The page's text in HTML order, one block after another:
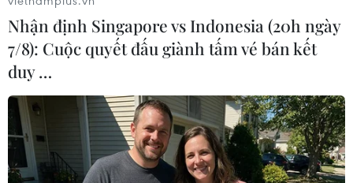
04/08/2026 04:29
Ôtô Trung Quốc có tạo nên “làn sóng
tràn” tại châu Âu?
04/08/2026 00:17
Châu Phi tận dụng lợi thế quang điện
Nhận định Singapore vs Indonesia (20h ngày
7/8): Cuộc quyết đấu giành tấm vé bán kết
duy …